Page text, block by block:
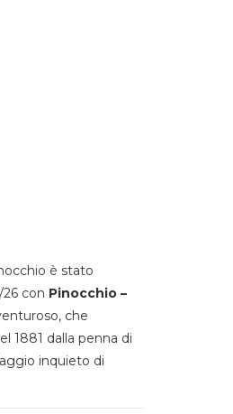
è stato
con Pinocchio –
che
1881 dalla penna di
inquieto di